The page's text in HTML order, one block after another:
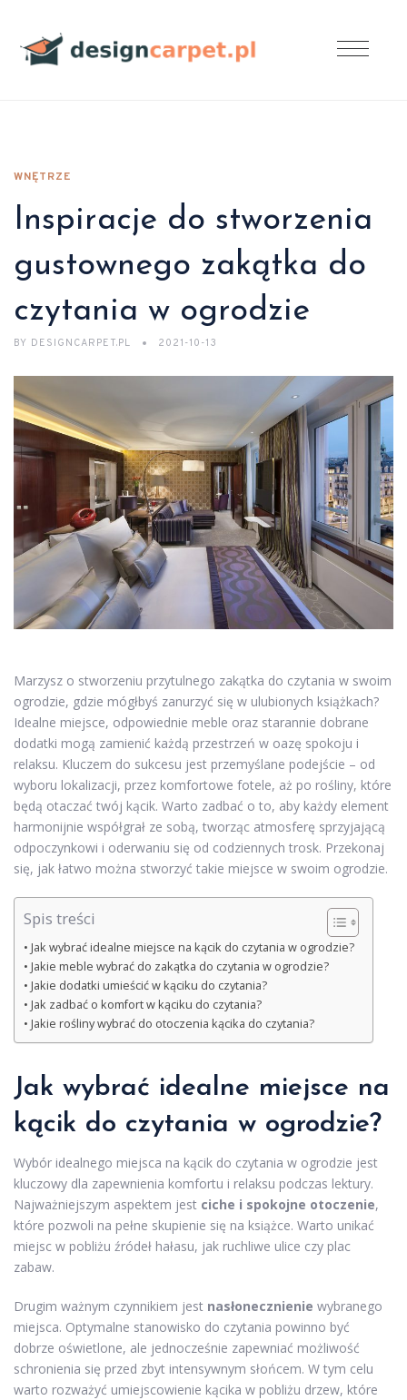
WNĘTRZE
Inspiracje do stworzenia
gustownego zakątka do
czytania w ogrodzie
BY DESIGNCARPET.PL 2021-10-13
Marzysz o stworzeniu przytulnego zakątka do czytania w swoim
ogrodzie, gdzie mógłbyś zanurzyć się w ulubionych książkach?
Idealne miejsce, odpowiednie meble oraz starannie dobrane
dodatki mogą zamienić każdą przestrzeń w oazę spokoju i
relaksu. Kluczem do sukcesu jest przemyślane podejście – od
wyboru lokalizacji, przez komfortowe fotele, aż po rośliny, które
będą otaczać twój kącik. Warto zadbać o to, aby każdy element
harmonijnie współgrał ze sobą, tworząc atmosferę sprzyjającą
odpoczynkowi i oderwaniu się od codziennych trosk. Przekonaj
się, jak łatwo można stworzyć takie miejsce w swoim ogrodzie.
Spis treści
Jak wybrać idealne miejsce na kącik do czytania w ogrodzie?
Jakie meble wybrać do zakątka do czytania w ogrodzie?
Jakie dodatki umieścić w kąciku do czytania?
Jak zadbać o komfort w kąciku do czytania?
Jakie rośliny wybrać do otoczenia kącika do czytania?
Jak wybrać idealne miejsce na
kącik do czytania w ogrodzie?
Wybór idealnego miejsca na kącik do czytania w ogrodzie jest
kluczowy dla zapewnienia komfortu i relaksu podczas lektury.
Najważniejszym aspektem jest ciche i spokojne otoczenie,
które pozwoli na pełne skupienie się na książce. Warto unikać
miejsc w pobliżu źródeł hałasu, jak ruchliwe ulice czy plac
zabaw.
Drugim ważnym czynnikiem jest nasłonecznienie wybranego
miejsca. Optymalne stanowisko do czytania powinno być
dobrze oświetlone, ale jednocześnie zapewniać możliwość
schronienia się przed zbyt intensywnym słońcem. W tym celu
warto rozważyć umiejscowienie kącika w pobliżu drzew, które